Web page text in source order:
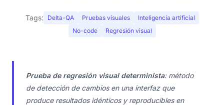
Tags: Delta-QA Pruebas visuales
Inteligencia artificial
No-code
Regresión visual
Prueba de regresión visual determinista: método
de detección de cambios en una interfaz que
produce resultados idénticos y reproducibles en